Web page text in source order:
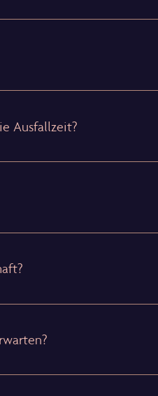
Ausfallzeit?